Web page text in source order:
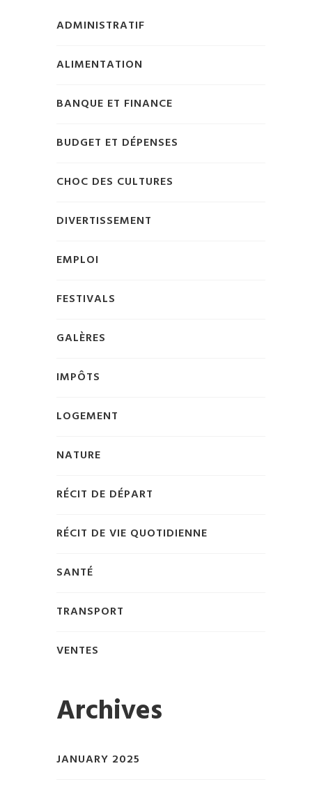
ADMINISTRATIF
ALIMENTATION
BANQUE ET FINANCE
BUDGET ET DÉPENSES
CHOC DES CULTURES
DIVERTISSEMENT
EMPLOI
FESTIVALS
GALÈRES
IMPÔTS
LOGEMENT
NATURE
RÉCIT DE DÉPART
RÉCIT DE VIE QUOTIDIENNE
SANTÉ
TRANSPORT
VENTES
Archives
JANUARY 2025